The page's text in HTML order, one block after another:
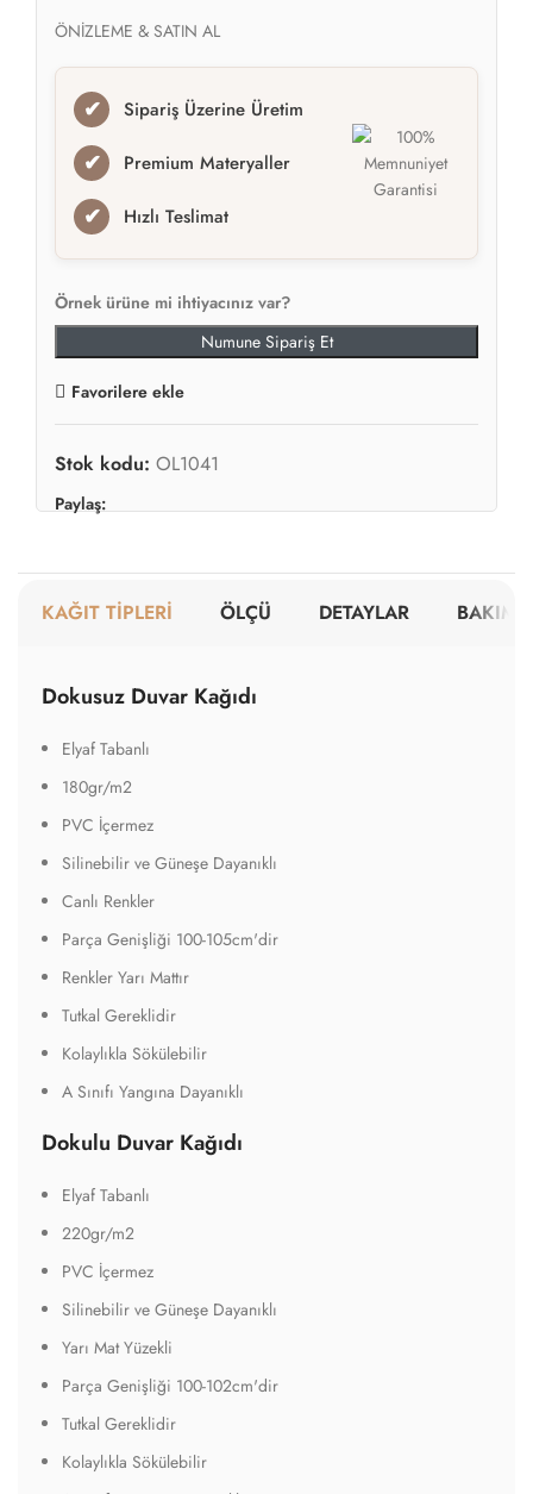
ÖNİZLEME & SATIN AL
✔ Sipariş Üzerine Üretim
✔ Premium Materyaller
✔ Hızlı Teslimat
Örnek ürüne mi ihtiyacınız var?
Numune Sipariş Et
Favorilere ekle
Stok kodu: OL1041
Paylaş:
KAĞIT TİPLERİ ÖLÇÜ DETAYLAR BAKIM
Dokusuz Duvar Kağıdı
Elyaf Tabanlı
180gr/m2
PVC İçermez
Silinebilir ve Güneşe Dayanıklı
Canlı Renkler
Parça Genişliği 100-105cm'dir
Renkler Yarı Mattır
Tutkal Gereklidir
Kolaylıkla Sökülebilir
A Sınıfı Yangına Dayanıklı
Dokulu Duvar Kağıdı
Elyaf Tabanlı
220gr/m2
PVC İçermez
Silinebilir ve Güneşe Dayanıklı
Yarı Mat Yüzekli
Parça Genişliği 100-102cm'dir
Tutkal Gereklidir
Kolaylıkla Sökülebilir